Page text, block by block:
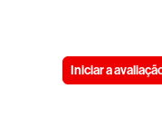
Iniciar a